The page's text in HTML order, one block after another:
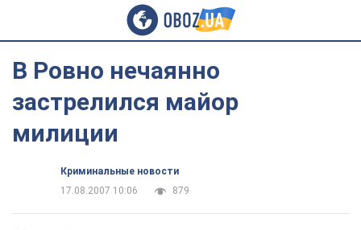
В Ровно нечаянно
застрелился майор
милиции
Криминальные новости
17.08.2007 10:06
879